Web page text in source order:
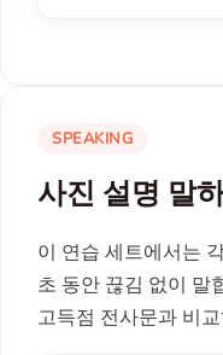
SPEAKING
사진 설명 말
이 연습 세트에서는
초 동안 끊김 없이 말
고득점 전사문과 비